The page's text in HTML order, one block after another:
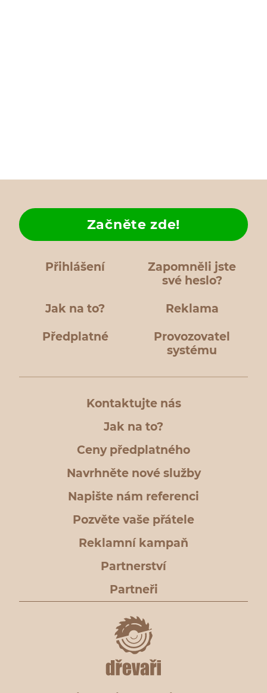
Přihlášení
Zapomněli jste
své heslo?
Jak na to?
Začněte zde!
Reklama
Předplatné
Provozovatel
systému
Kontaktujte nás
Jak na to?
Ceny předplatného
Navrhněte nové služby
Napište nám referenci
Pozvěte vaše přátele
Reklamní kampaň
Partnerství
Partneři